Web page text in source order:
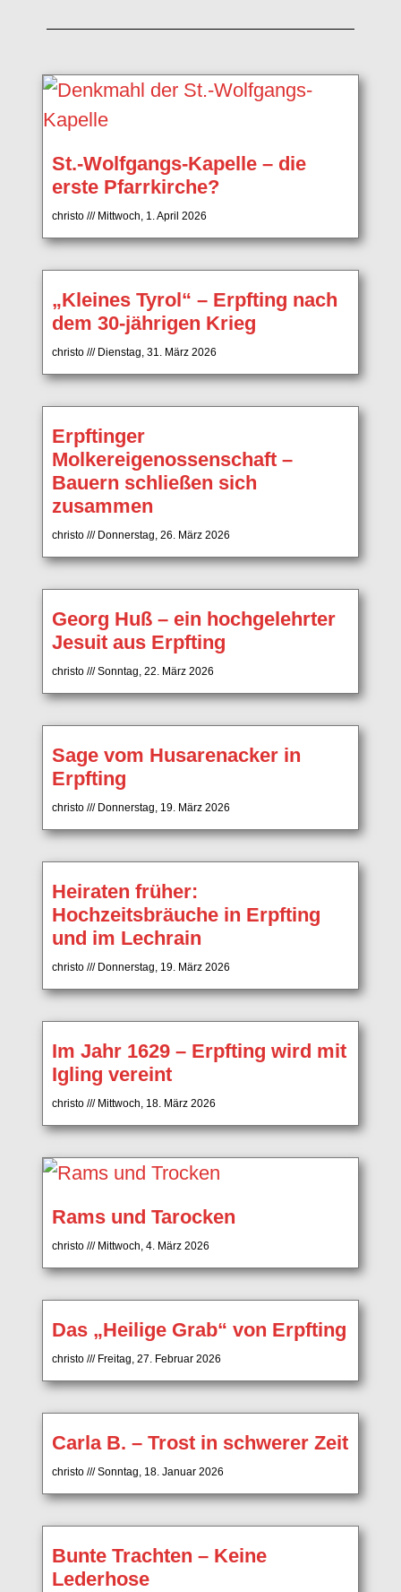
St.-Wolfgangs-Kapelle – die
erste Pfarrkirche?
christo Mittwoch, 1. April 2026
„Kleines Tyrol“ – Erpfting nach
dem 30-jährigen Krieg
christo Dienstag, 31. März 2026
Erpftinger
Molkereigenossenschaft –
Bauern schließen sich
zusammen
christo Donnerstag, 26. März 2026
Georg Huß – ein hochgelehrter
Jesuit aus Erpfting
christo Sonntag, 22. März 2026
Sage vom Husarenacker in
Erpfting
christo Donnerstag, 19. März 2026
Heiraten früher:
Hochzeitsbräuche in Erpfting
und im Lechrain
christo Donnerstag, 19. März 2026
Im Jahr 1629 – Erpfting wird mit
Igling vereint
christo Mittwoch, 18. März 2026
Rams und Tarocken
christo Mittwoch, 4. März 2026
Das „Heilige Grab“ von Erpfting
christo Freitag, 27. Februar 2026
Carla B. – Trost in schwerer Zeit
christo Sonntag, 18. Januar 2026
Bunte Trachten – Keine
Lederhose